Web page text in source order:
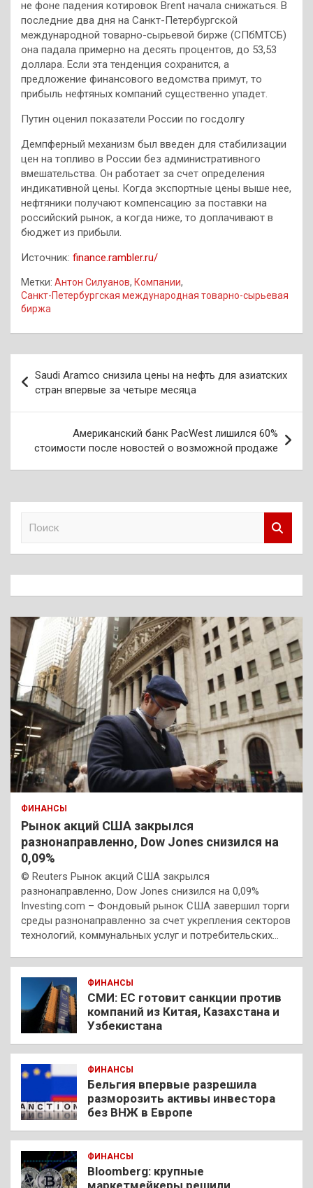
не фоне падения котировок Brent начала снижаться. В
последние два дня на Санкт-Петербургской
международной товарно-сырьевой бирже (СПбМТСБ)
она падала примерно на десять процентов, до 53,53
доллара. Если эта тенденция сохранится, а
предложение финансового ведомства примут, то
прибыль нефтяных компаний существенно упадет.
Путин оценил показатели России по госдолгу
Демпферный механизм был введен для стабилизации
цен на топливо в России без административного
вмешательства. Он работает за счет определения
индикативной цены. Когда экспортные цены выше нее,
нефтяники получают компенсацию за поставки на
российский рынок, а когда ниже, то доплачивают в
бюджет из прибыли.
Источник: finance.rambler.ru/
Метки: Антон Силуанов, Компании,
Санкт-Петербургская международная товарно-сырьевая
биржа
по
записям
Saudi Aramco снизила цены на нефть для азиатских
стран впервые за четыре месяца
Американский банк PacWest лишился 60%
стоимости после новостей о возможной продаже
к
ФИНАНСЫ
Рынок акций США закрылся
разнонаправленно, Dow Jones снизился на
0,09%
© Reuters Рынок акций США закрылся
разнонаправленно, Dow Jones снизился на 0,09%
Investing.com – Фондовый рынок США завершил торги
среды разнонаправленно за счет укрепления секторов
технологий, коммунальных услуг и потребительских…
ФИНАНСЫ
СМИ: ЕС готовит санкции против
компаний из Китая, Казахстана и
Узбекистана
ФИНАНСЫ
Бельгия впервые разрешила
разморозить активы инвестора
без ВНЖ в Европе
ФИНАНСЫ
Bloomberg: крупные
маркетмейкеры решили